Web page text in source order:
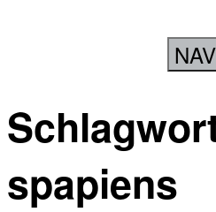
spapiens